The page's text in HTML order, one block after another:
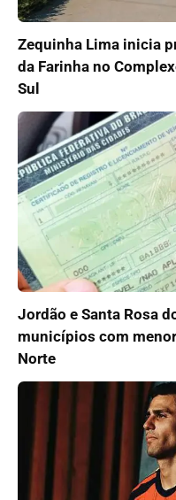
Zequinha Lima inicia
da Farinha no
Sul
Jordão e Santa Rosa
municípios com
Norte